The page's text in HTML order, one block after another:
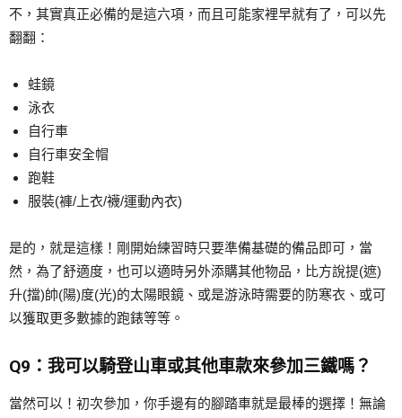
不，其實真正必備的是這六項，而且可能家裡早就有了，可以先
翻翻：
蛙鏡
泳衣
自行車
自行車安全帽
跑鞋
服裝(褲/上衣/襪/運動內衣)
是的，就是這樣！剛開始練習時只要準備基礎的備品即可，當
然，為了舒適度，也可以適時另外添購其他物品，比方說提(遮)
升(擋)帥(陽)度(光)的太陽眼鏡、或是游泳時需要的防寒衣、或可
以獲取更多數據的跑錶等等。
Q9：我可以騎登山車或其他車款來參加三鐵嗎？
當然可以！初次參加，你手邊有的腳踏車就是最棒的選擇！無論